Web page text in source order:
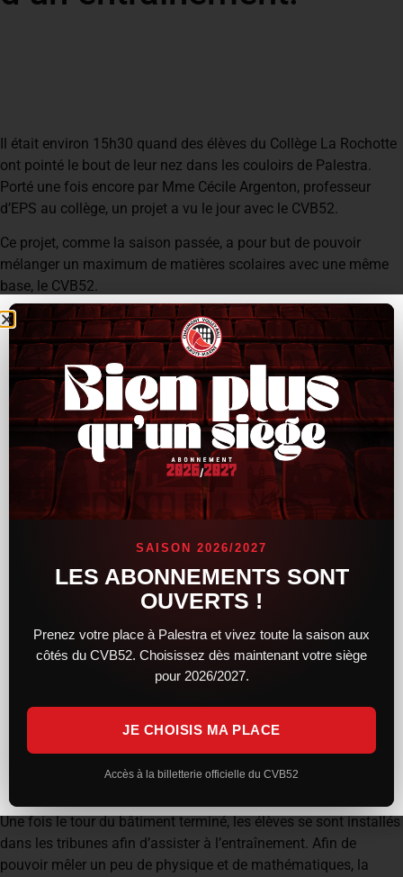
Il était environ 15h30 quand des élèves du Collège La Rochotte
ont pointé le bout de leur nez dans les couloirs de Palestra.
Porté une fois encore par Mme Cécile Argenton, professeur
d’EPS au collège, un projet a vu le jour avec le CVB52.
Ce projet, comme la saison passée, a pour but de pouvoir
mélanger un maximum de matières scolaires avec une même
base, le CVB52.
Au programme de cet après-midi, dans un premier temps, une
entrevue d’une bonne demie heure avec des joueurs et
membres du staff (pour l’occasion, Pierre Bouleau, Gilles
Lomba, Raphaël Corre, Stefano Mascia et Antonello Andriani
étaient présents). Cela a permis à tous les élèves de pouvoir
poser leurs questions sur la structure, leur mode de vie, leur
carrière, les envies… et le tout, en français, en anglais et en
16h30, un coup de sifflet retentit, Silvano Prandi, le coach
sonne le début de l’entraînement, il est donc temps pour les
joueurs et membre du staff de rejoindre le Taraflex.
Pendant ce temps, une visite de Palestra s’effectue pour le
groupe de la Rochotte. Chaque recoin et pièce est visitée puis
expliquée dans son utilisation, que cela soit en semaine ou bien
un soir de match.
Une fois le tour du bâtiment terminé, les élèves se sont installés
dans les tribunes afin d’assister à l’entraînement. Afin de
pouvoir mêler un peu de physique et de mathématiques, la
SAISON 2026/2027
LES ABONNEMENTS SONT
OUVERTS !
Prenez votre place à Palestra et vivez toute la saison aux
côtés du CVB52. Choisissez dès maintenant votre siège
pour 2026/2027.
JE CHOISIS MA PLACE
Accès à la billetterie officielle du CVB52